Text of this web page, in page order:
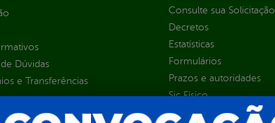
Dúvidas
e Transferências
Consulte sua Solicitação
Decretos
Estatísticas
Formulários
Prazos e autoridades
Sic Físico
Solicitar Recurso